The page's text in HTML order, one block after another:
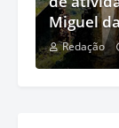
Miguel
Redação